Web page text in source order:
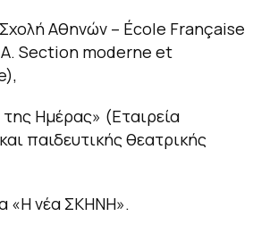
Αθηνών – École Française
Section moderne et
Ημέρας» (Εταιρεία
παιδευτικής θεατρικής
«Η νέα ΣΚΗΝΗ».